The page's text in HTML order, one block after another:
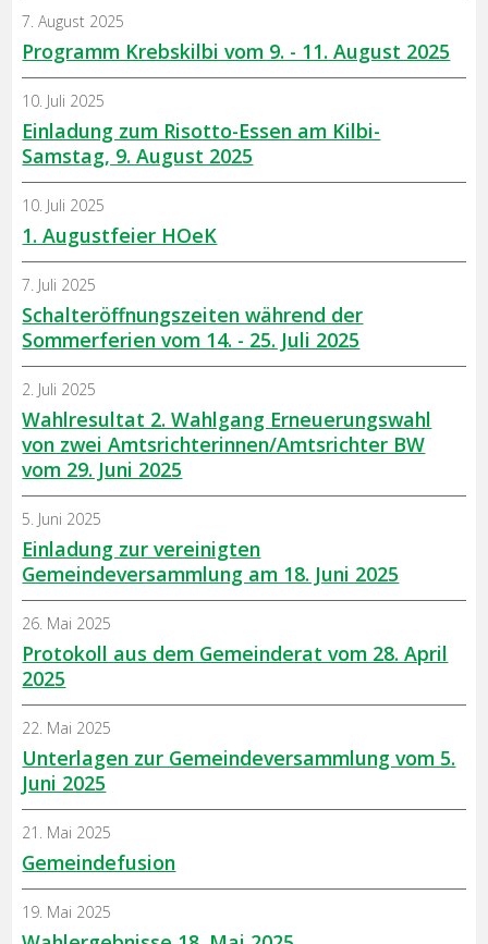
Programm Krebskilbi vom 9. - 11. August 2025
7. August 2025
Einladung zum Risotto-Essen am Kilbi-
Samstag, 9. August 2025
10. Juli 2025
1. Augustfeier HOeK
10. Juli 2025
Schalteröffnungszeiten während der
Sommerferien vom 14. - 25. Juli 2025
7. Juli 2025
Wahlresultat 2. Wahlgang Erneuerungswahl
von zwei Amtsrichterinnen/Amtsrichter BW
vom 29. Juni 2025
2. Juli 2025
Einladung zur vereinigten
Gemeindeversammlung am 18. Juni 2025
5. Juni 2025
Protokoll aus dem Gemeinderat vom 28. April
2025
26. Mai 2025
Unterlagen zur Gemeindeversammlung vom 5.
Juni 2025
22. Mai 2025
Gemeindefusion
21. Mai 2025
19. Mai 2025